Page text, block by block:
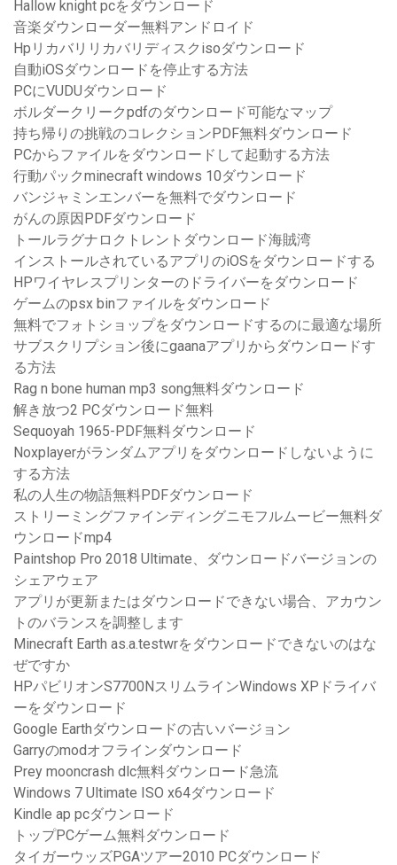
Hallow knight pcをダウンロード
音楽ダウンローダー無料アンドロイド
Hpリカバリリカバリディスクisoダウンロード
自動iOSダウンロードを停止する方法
PCにVUDUダウンロード
ボルダークリークpdfのダウンロード可能なマップ
持ち帰りの挑戦のコレクションPDF無料ダウンロード
PCからファイルをダウンロードして起動する方法
行動パックminecraft windows 10ダウンロード
バンジャミンエンバーを無料でダウンロード
がんの原因PDFダウンロード
トールラグナロクトレントダウンロード海賊湾
インストールされているアプリのiOSをダウンロードする
HPワイヤレスプリンターのドライバーをダウンロード
ゲームのpsx binファイルをダウンロード
無料でフォトショップをダウンロードするのに最適な場所
サブスクリプション後にgaanaアプリからダウンロードす
る方法
Rag n bone human mp3 song無料ダウンロード
解き放つ2 PCダウンロード無料
Sequoyah 1965-PDF無料ダウンロード
Noxplayerがランダムアプリをダウンロードしないように
する方法
私の人生の物語無料PDFダウンロード
ストリーミングファインディングニモフルムービー無料ダ
ウンロードmp4
Paintshop Pro 2018 Ultimate、ダウンロードバージョンの
シェアウェア
アプリが更新またはダウンロードできない場合、アカウン
トのバランスを調整します
Minecraft Earth as.a.testwrをダウンロードできないのはな
ぜですか
HPパビリオンS7700NスリムラインWindows XPドライバ
ーをダウンロード
Google Earthダウンロードの古いバージョン
Garryのmodオフラインダウンロード
Prey mooncrash dlc無料ダウンロード急流
Windows 7 Ultimate ISO x64ダウンロード
Kindle ap pcダウンロード
トップPCゲーム無料ダウンロード
タイガーウッズPGAツアー2010 PCダウンロード